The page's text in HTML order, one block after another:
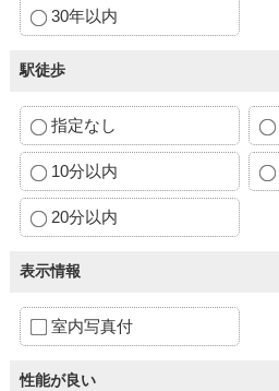
30年以内
駅徒歩
指定なし
10分以内
20分以内
表示情報
室内写真付
性能が良い